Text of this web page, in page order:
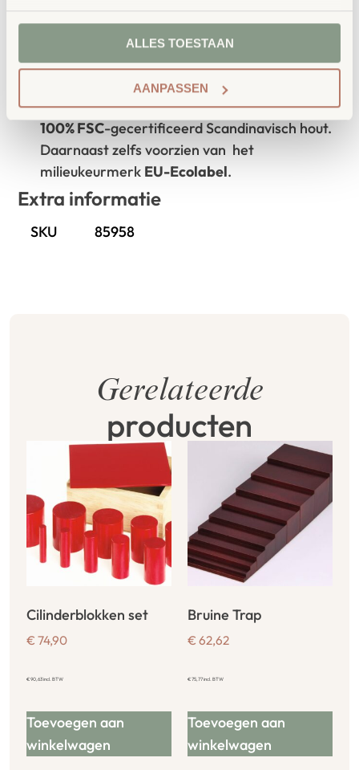
ALLES TOESTAAN
AANPASSEN
Kwaliteit: al ons school- en
kinderopvangmeubilair is uitvoerig getest en
Duurzaamheid: wij werken met circulaire
producten, waaronder onzeOneWood-lijnvan
100% FSC-gecertificeerd Scandinavisch hout.
Daarnaast zelfs voorzien van het
milieukeurmerk EU-Ecolabel.
Extra informatie
SKU 85958
Gerelateerde
producten
Cilinderblokken set
€ 74,90
€90,63incl. BTW
Toevoegen aan
winkelwagen
Bruine Trap
€ 62,62
€75,77incl. BTW
Toevoegen aan
winkelwagen